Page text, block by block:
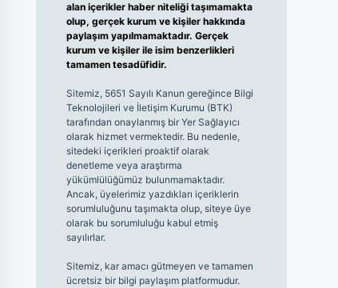
alan içerikler haber niteliği taşımamakta
olup, gerçek kurum ve kişiler hakkında
paylaşım yapılmamaktadır. Gerçek
kurum ve kişiler ile isim benzerlikleri
tamamen tesadüfidir.
Sitemiz, 5651 Sayılı Kanun gereğince Bilgi
Teknolojileri ve İletişim Kurumu (BTK)
tarafından onaylanmış bir Yer Sağlayıcı
olarak hizmet vermektedir. Bu nedenle,
sitedeki içerikleri proaktif olarak
denetleme veya araştırma
yükümlülüğümüz bulunmamaktadır.
Ancak, üyelerimiz yazdıkları içeriklerin
sorumluluğunu taşımakta olup, siteye üye
olarak bu sorumluluğu kabul etmiş
sayılırlar.
Sitemiz, kar amacı gütmeyen ve tamamen
ücretsiz bir bilgi paylaşım platformudur.